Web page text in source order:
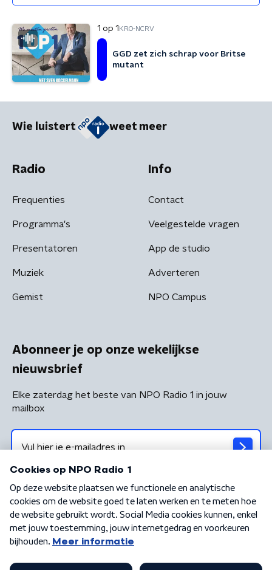
1 op 1 KRO-NCRV
GGD zet zich schrap voor Britse
mutant
Wie luistert weet meer
Radio
Frequenties
Programma's
Presentatoren
Muziek
Gemist
Info
Contact
Veelgestelde vragen
App de studio
Adverteren
NPO Campus
Abonneer je op onze wekelijkse
nieuwsbrief
Elke zaterdag het beste van NPO Radio 1 in jouw
mailbox
Algemene voorwaarden